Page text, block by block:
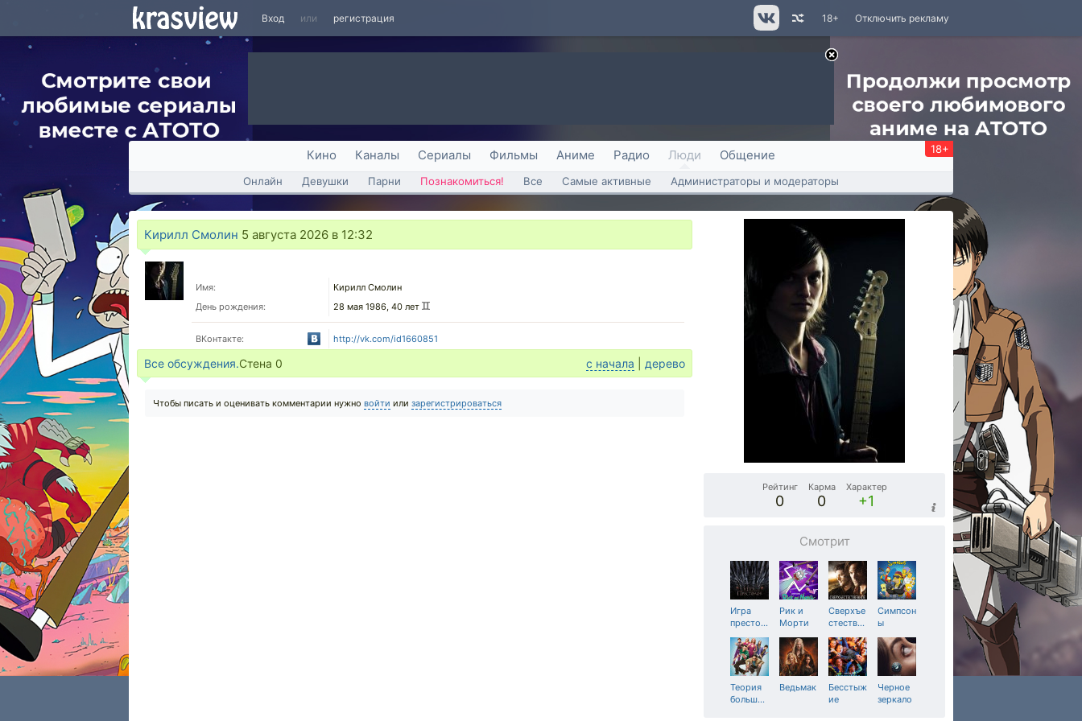
Вход или регистрация Отключить рекламу
18+
Кино Каналы Сериалы Фильмы Аниме Радио Люди Общение 18+
Онлайн Девушки Парни Познакомиться! Все Самые активные Администраторы и модераторы
Кирилл Смолин 5 августа 2026 в 12:32
Имя:
Кирилл Смолин
День рождения:
28 мая 1986, 40 лет
ВКонтакте: http://vk.com/id1660851
Все обсуждения.Стена 0 с начала дерево
Чтобы писать и оценивать комментарии нужно войти или зарегистрироваться
Рейтинг
0
Карма
0
Характер
+1
Смотрит
Игра
престо…
Рик и
Морти
Сверхъе
стеств…
Симпсон
ы
Теория
больш…
Ведьмак
Бесстыж
ие
Черное
зеркало